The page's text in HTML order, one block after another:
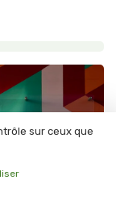
sur ceux que